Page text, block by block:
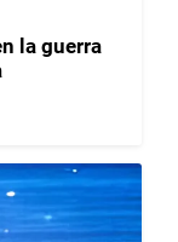
la guerra